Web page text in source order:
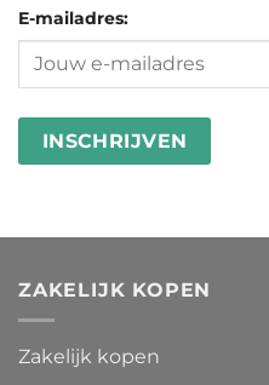
goed
besteden
in
wasstrips
E-mailadres:
ZAKELIJK KOPEN
Zakelijk kopen